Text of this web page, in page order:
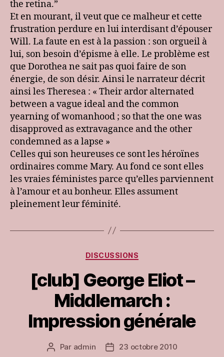
the retina.”
Et en mourant, il veut que ce malheur et cette
frustration perdure en lui interdisant d’épouser
Will. La faute en est à la passion : son orgueil à
lui, son besoin d’épisme à elle. Le problème est
que Dorothea ne sait pas quoi faire de son
énergie, de son désir. Ainsi le narrateur décrit
ainsi les Theresea : « Their ardor alternated
between a vague ideal and the common
yearning of womanhood ; so that the one was
disapproved as extravagance and the other
condemned as a lapse »
Celles qui son heureuses ce sont les héroïnes
ordinaires comme Mary. Au fond ce sont elles
les vraies féministes parce qu’elles parviennent
à l’amour et au bonheur. Elles assument
pleinement leur féminité.
Catégories
DISCUSSIONS
[club] George Eliot –
Middlemarch :
Impression générale
Auteur
Par admin
Date23 octobre 2010